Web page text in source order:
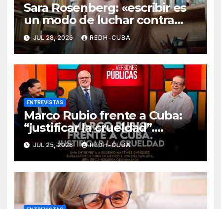
Sara Rosenberg: «escribir es
un modo de luchar contra
todo intento de
deshumanización»
JUL 28, 2026 REDH-CUBA
ENTREVISTAS
Marco Rubio frente a Cuba:
“justificar la crueldad”.
Entrevista de Jenaro Villamil
a Eugenio Martínez y Johana
Tablada
JUL 25, 2026 REDH-CUBA